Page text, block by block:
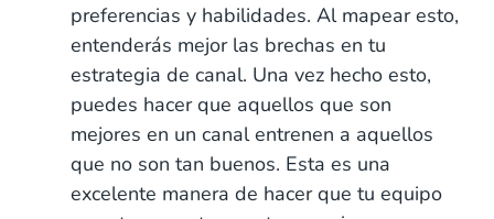
preferencias y habilidades. Al mapear esto,
entenderás mejor las brechas en tu
estrategia de canal. Una vez hecho esto,
puedes hacer que aquellos que son
mejores en un canal entrenen a aquellos
que no son tan buenos. Esta es una
excelente manera de hacer que tu equipo